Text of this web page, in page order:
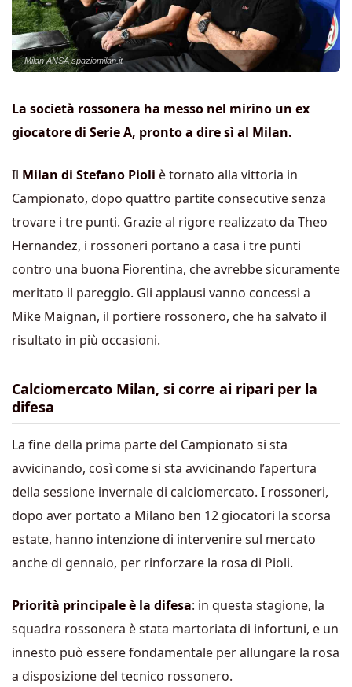
Milan ANSA spaziomilan.it
La società rossonera ha messo nel mirino un ex
giocatore di Serie A, pronto a dire sì al Milan.
Il Milan di Stefano Pioli è tornato alla vittoria in
Campionato, dopo quattro partite consecutive senza
trovare i tre punti. Grazie al rigore realizzato da Theo
Hernandez, i rossoneri portano a casa i tre punti
contro una buona Fiorentina, che avrebbe sicuramente
meritato il pareggio. Gli applausi vanno concessi a
Mike Maignan, il portiere rossonero, che ha salvato il
risultato in più occasioni.
Calciomercato Milan, si corre ai ripari per la
difesa
La fine della prima parte del Campionato si sta
avvicinando, così come si sta avvicinando l’apertura
della sessione invernale di calciomercato. I rossoneri,
dopo aver portato a Milano ben 12 giocatori la scorsa
estate, hanno intenzione di intervenire sul mercato
anche di gennaio, per rinforzare la rosa di Pioli.
Priorità principale è la difesa: in questa stagione, la
squadra rossonera è stata martoriata di infortuni, e un
innesto può essere fondamentale per allungare la rosa
a disposizione del tecnico rossonero.